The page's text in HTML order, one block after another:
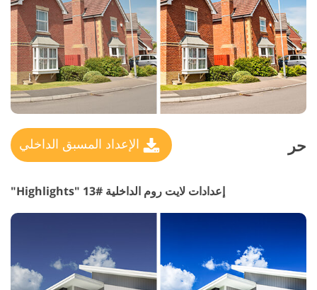
حر الإعداد المسبق الداخلي
إعدادات لايت روم الداخلية #13 "Highlights"